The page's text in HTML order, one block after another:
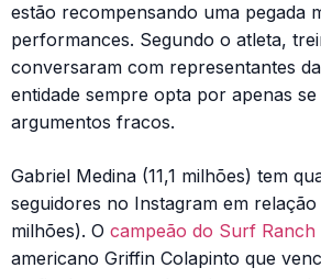
estão recompensando uma pegada
performances. Segundo o atleta,
conversaram com representantes
entidade sempre opta por apenas
argumentos fracos.
Gabriel Medina (11,1 milhões) tem
seguidores no Instagram em
milhões). O campeão do Surf Ranch
americano Griffin Colapinto que